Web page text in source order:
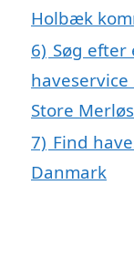
Holbæk
6) Søg efter
Store
7) Find
Danmark